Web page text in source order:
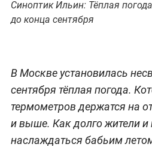
Синоптик Ильин: Тёплая
до конца сентября
В Москве установилась
сентября тёплая погода.
термометров держатся на
и выше. Как долго жители и
наслаждаться бабьим